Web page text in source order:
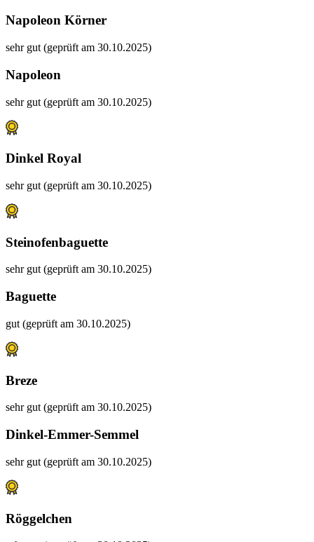
Napoleon Körner
sehr gut (geprüft am 30.10.2025)
Napoleon
sehr gut (geprüft am 30.10.2025)
Dinkel Royal
sehr gut (geprüft am 30.10.2025)
Steinofenbaguette
sehr gut (geprüft am 30.10.2025)
Baguette
gut (geprüft am 30.10.2025)
Breze
sehr gut (geprüft am 30.10.2025)
Dinkel-Emmer-Semmel
sehr gut (geprüft am 30.10.2025)
Röggelchen